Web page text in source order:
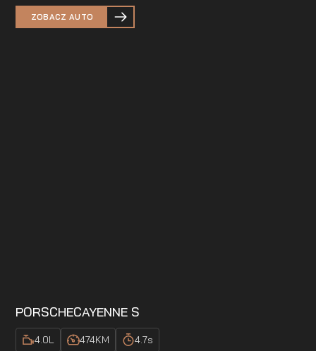
ZOBACZ AUTO
PORSCHECAYENNE S
4.0L 474KM 4.7s